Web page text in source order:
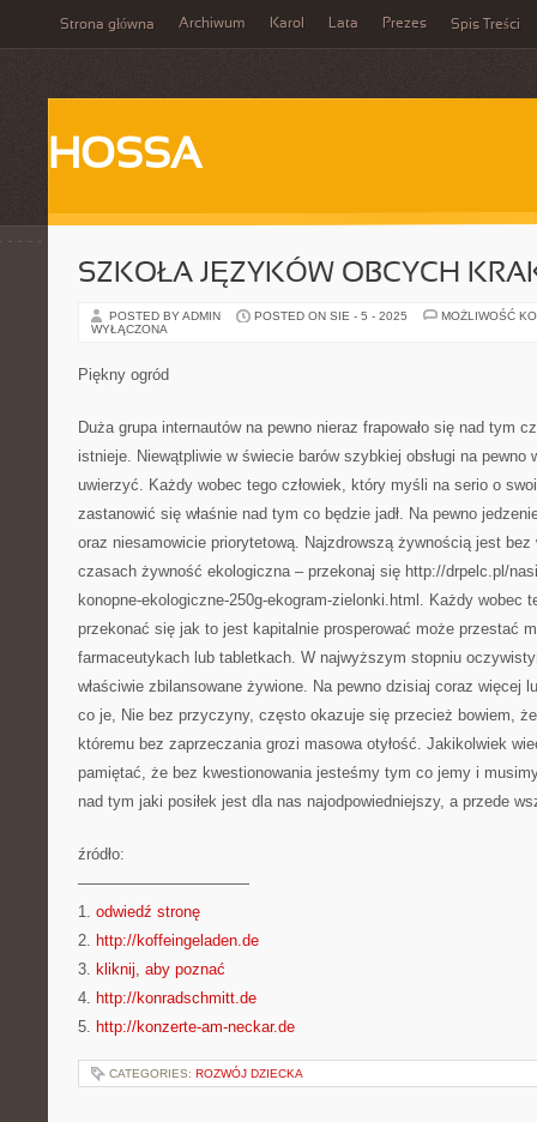
Strona główna Archiwum Karol Lata Prezes Spis Treści
HOSSA
SZKOŁA JĘZYKÓW OBCYCH
POSTED BY ADMIN POSTED ON SIE - 5 - 2025
MOŻLIWOŚĆ
WYŁĄCZONA
Piękny ogród
Duża grupa internautów na pewno nieraz frapowało się nad tym
istnieje. Niewątpliwie w świecie barów szybkiej obsługi na pewno
uwierzyć. Każdy wobec tego człowiek, który myśli na serio o
zastanowić się właśnie nad tym co będzie jadł. Na pewno
oraz niesamowicie priorytetową. Najzdrowszą żywnością jest
czasach żywność ekologiczna – przekonaj się http://drpelc.pl/
konopne-ekologiczne-250g-ekogram-zielonki.html. Każdy wobec
przekonać się jak to jest kapitalnie prosperować może przestać
farmaceutykach lub tabletkach. W najwyższym stopniu
właściwie zbilansowane żywione. Na pewno dzisiaj coraz więcej
co je, Nie bez przyczyny, często okazuje się przecież bowiem,
któremu bez zaprzeczania grozi masowa otyłość. Jakikolwiek
pamiętać, że bez kwestionowania jesteśmy tym co jemy i
nad tym jaki posiłek jest dla nas najodpowiedniejszy, a przede
źródło:
———————————
1. odwiedź stronę
2. http://koffeingeladen.de
3. kliknij, aby poznać
4. http://konradschmitt.de
5. http://konzerte-am-neckar.de
CATEGORIES: ROZWÓJ DZIECKA